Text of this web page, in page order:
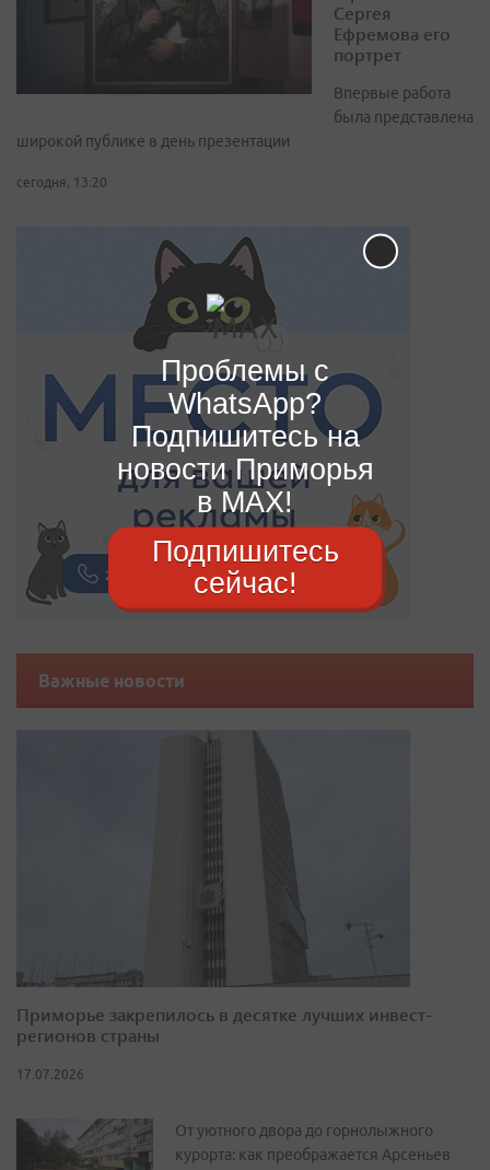
Сергея
Ефремова его
портрет
Впервые работа
была представлена
широкой публике в день презентации
сегодня, 13:20
Важные новости
Приморье закрепилось в десятке лучших инвест-
регионов страны
17.07.2026
От уютного двора до горнолыжного
курорта: как преображается Арсеньев
Проблемы с
WhatsApp?
Подпишитесь на
новости Приморья
в MAX!
Подпишитесь
сейчас!